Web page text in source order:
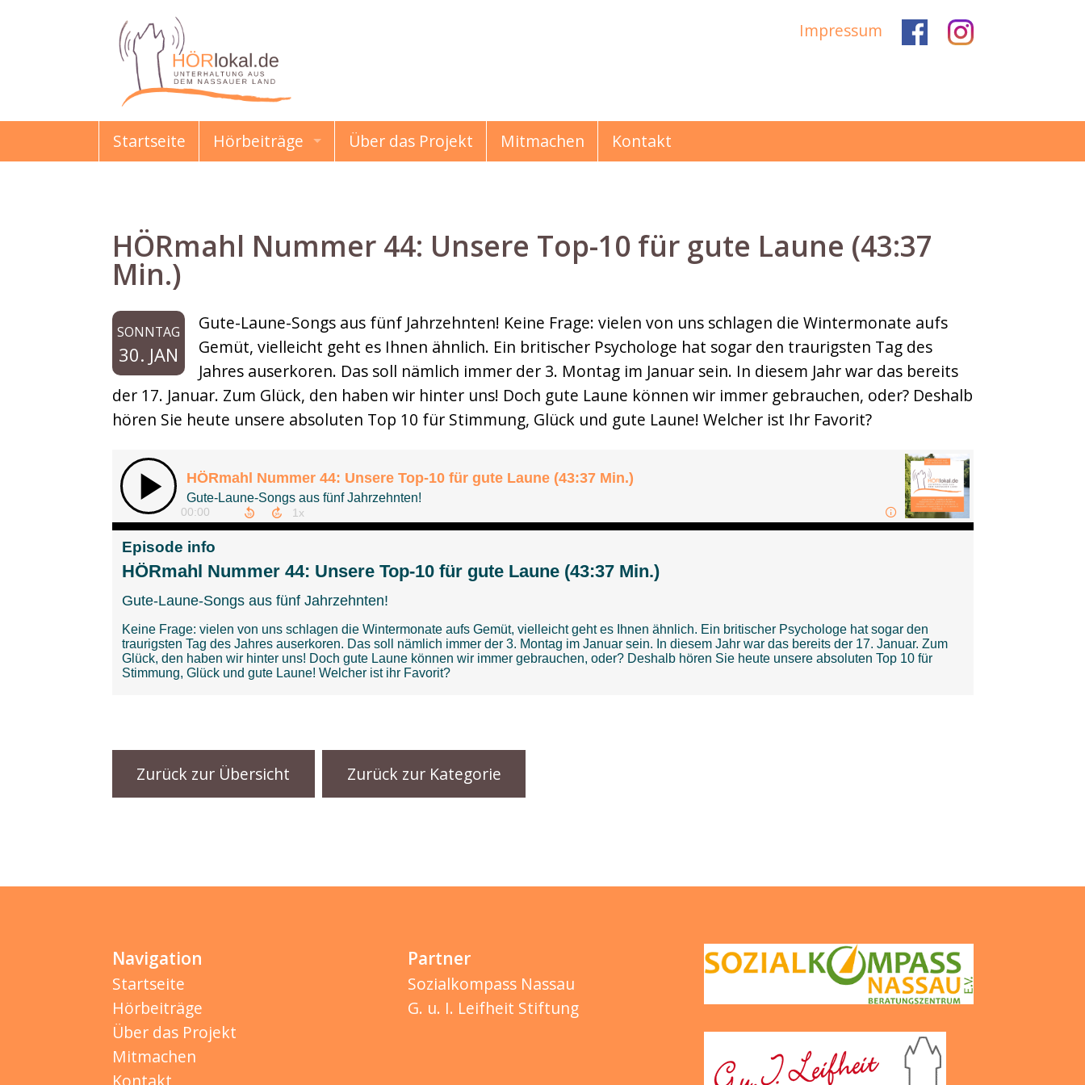
Impressum
Startseite
Hörbeiträge
Damals & Heute
Kindermund
Musikbox
Sonderfolgen
Über das Projekt Mitmachen Kontakt
HÖRmahl Nummer 44: Unsere Top-10 für gute Laune (43:37
Min.)
SONNTAG
30. JAN
Gute-Laune-Songs aus fünf Jahrzehnten! Keine Frage: vielen von uns schlagen die Wintermonate aufs
Gemüt, vielleicht geht es Ihnen ähnlich. Ein britischer Psychologe hat sogar den traurigsten Tag des
Jahres auserkoren. Das soll nämlich immer der 3. Montag im Januar sein. In diesem Jahr war das bereits
der 17. Januar. Zum Glück, den haben wir hinter uns! Doch gute Laune können wir immer gebrauchen, oder? Deshalb
hören Sie heute unsere absoluten Top 10 für Stimmung, Glück und gute Laune! Welcher ist Ihr Favorit?
Zurück zur Übersicht Zurück zur Kategorie
Navigation
Startseite
Hörbeiträge
Über das Projekt
Mitmachen
Kontakt
Partner
Sozialkompass Nassau
G. u. I. Leifheit Stiftung